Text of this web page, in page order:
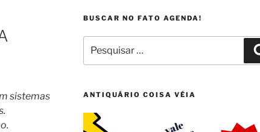
sistemas
BUSCAR NO FATO AGENDA!
por:
ANTIQUÁRIO COISA VÉIA